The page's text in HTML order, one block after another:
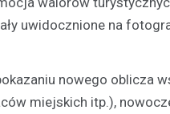
uwidocznione na
nowego oblicza
miejskich itp.),